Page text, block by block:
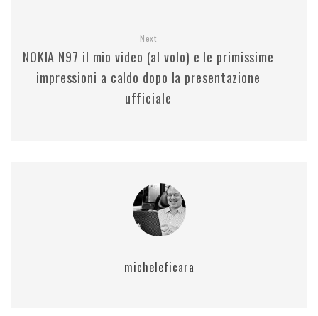
Next
NOKIA N97 il mio video (al volo) e le primissime
impressioni a caldo dopo la presentazione
ufficiale
micheleficara